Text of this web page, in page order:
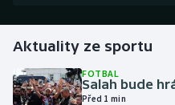
Golf
Gymnastika
Aktuality ze sportu
FOTBAL
Salah bude
Před 1 min